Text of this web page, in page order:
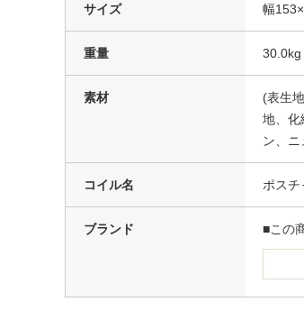
サイズ 幅
重量 30.0kg
素材
(表生
地、化
ン、
コイル名 ポス
ブランド ■この